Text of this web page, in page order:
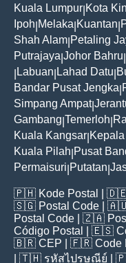
Kuala Lumpur Kota
Ipoh Melaka Kuantan
Shah Alam Petaling
Putrajaya Johor Bahru
Labuan Lahad Datu
Bandar Pusat Jengka
Simpang Ampat|
Gambang Temerloh
Kuala Kangsar
Kuala Pilah Pusat
Permaisuri Putatan
🇵🇭 Kode Postal |
🇸🇬 Postal Code |
Postal Code | 🇿🇦
Código Postal
| 🇪🇸
🇧🇷 CEP | 🇫🇷 Code
| 🇹🇭 รหัสไปรษณีย์ |